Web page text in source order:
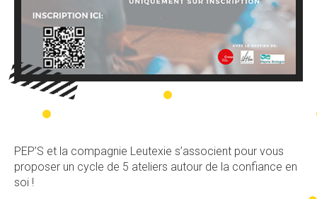
PEP’S et la compagnie Leutexie s’associent pour vous
proposer un cycle de 5 ateliers autour de la confiance en
soi !